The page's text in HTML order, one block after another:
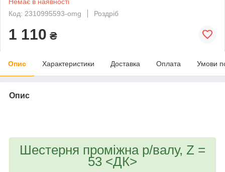
Код: 2310995593-omg
Роздріб
1 110 ₴
Опис Характеристики Доставка Оплата Умови
Опис
Шестерня проміжна р/валу, Z =
53 <ДК>